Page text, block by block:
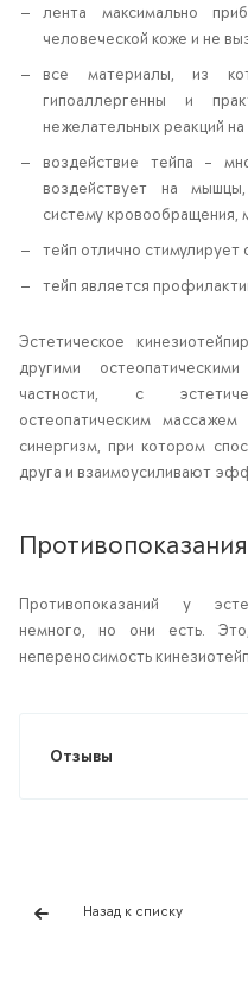
лента максимально
человеческой коже и не
все материалы, из
гипоаллергенны и
нежелательных реакций на
воздействие тейпа –
воздействует на
систему кровообращения,
тейп отлично
тейп является
Эстетическое
другими
частности, с
остеопатическим
синергизм, при котором
друга и взаимоусиливают
Противопоказания
Противопоказаний у
немного, но они есть.
непереносимость
Отзывы
Назад к списку